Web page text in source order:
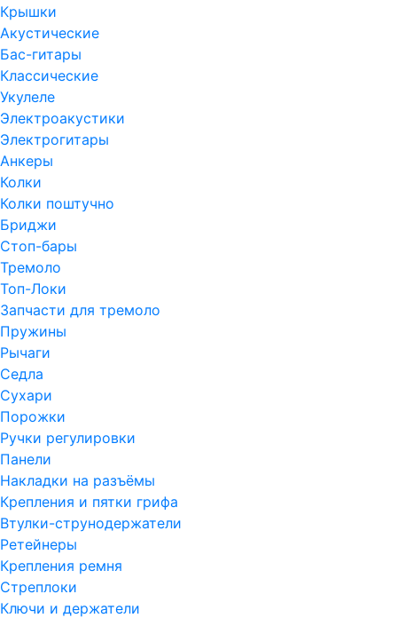
Крышки
Акустические
Бас-гитары
Классические
Укулеле
Электроакустики
Электрогитары
Анкеры
Колки
Колки поштучно
Бриджи
Стоп-бары
Тремоло
Топ-Локи
Запчасти для тремоло
Пружины
Рычаги
Седла
Сухари
Порожки
Ручки регулировки
Панели
Накладки на разъёмы
Крепления и пятки грифа
Втулки-струнодержатели
Ретейнеры
Крепления ремня
Стреплоки
Ключи и держатели